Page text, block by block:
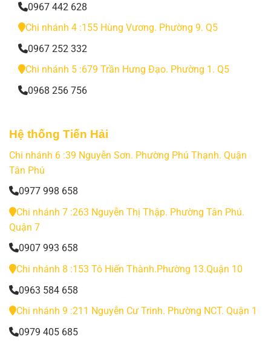
0967 442 628
Chi nhánh 4 :155 Hùng Vương. Phường 9. Q5
0967 252 332
Chi nhánh 5 :679 Trần Hưng Đạo. Phường 1. Q5
0968 256 756
Hệ thống Tiến Hải
Chi nhánh 6 :39 Nguyễn Sơn. Phường Phú Thạnh. Quận
Tân Phú
0977 998 658
Chi nhánh 7 :263 Nguyễn Thị Thập. Phường Tân Phú.
Quận 7
0907 993 658
Chi nhánh 8 :153 Tô Hiến Thành.Phường 13.Quận 10
0963 584 658
Chi nhánh 9 :211 Nguyễn Cư Trinh. Phường NCT. Quận 1
0979 405 685